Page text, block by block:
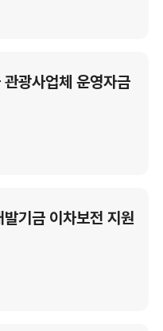
광사업체 운영자금
기금 이차보전 지원